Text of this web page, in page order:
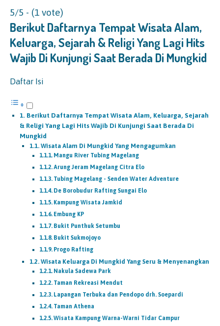
5/5 - (1 vote)
Berikut Daftarnya Tempat Wisata Alam,
Keluarga, Sejarah & Religi Yang Lagi Hits
Wajib Di Kunjungi Saat Berada Di Mungkid
Daftar Isi
Berikut Daftarnya Tempat Wisata Alam, Keluarga, Sejarah
& Religi Yang Lagi Hits Wajib Di Kunjungi Saat Berada Di
Mungkid
Wisata Alam Di Mungkid Yang Mengagumkan
Mangu River Tubing Magelang
Arung Jeram Magelang Citra Elo
Tubing Magelang - Senden Water Adventure
De Borobudur Rafting Sungai Elo
Kampung Wisata Jamkid
Embung KP
Bukit Punthuk Setumbu
Bukit Sukmojoyo
Progo Rafting
Wisata Keluarga Di Mungkid Yang Seru & Menyenangkan
Nakula Sadewa Park
Taman Rekreasi Mendut
Lapangan Terbuka dan Pendopo drh. Soepardi
Taman Athena
Wisata Kampung Warna-Warni Tidar Campur